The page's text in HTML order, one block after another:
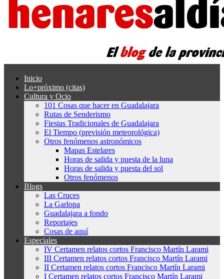
Inicio
Lo+próximo (citas)
Cultura y Ocio
101 Cosas que hacer en Guadalajara
Rutas de Senderismo
Fiestas Tradicionales de Guadalajara
El Tiempo (previsión meteorológica)
Otros fenómenos astronómicos
Mapas Estelares
Horas de salida y puesta de la luna
Horas de salida y puesta del sol
Otros fenómenos
Blogs
Las Cruces
La Garlopa
Guadalajara a fondo
Reportajes
Cosas de aquí
Especiales
IV Certamen relatos cortos Francisco Martín Larami
III Certamen relatos cortos Francisco Martín Larami
II Certamen relatos cortos Francisco Martín Larami
I Certamen relatos cortos Francisco Martín Larami